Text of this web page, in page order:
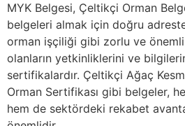
MYK Belgesi, Çeltikçi Orman
belgeleri almak için doğru
orman işçiliği gibi zorlu ve
olanların yetkinliklerini ve
sertifikalardır. Çeltikçi Ağaç
Orman Sertifikası gibi belgeler,
hem de sektördeki rekabet